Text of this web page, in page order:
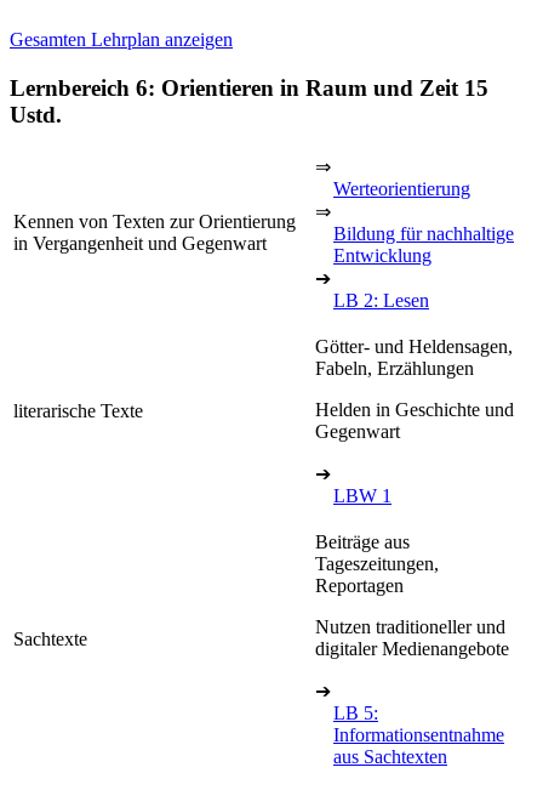
Gesamten Lehrplan anzeigen
Lernbereich 6: Orientieren in Raum und Zeit 15
Ustd.
Kennen von Texten zur Orientierung
in Vergangenheit und Gegenwart
⇒
Werteorientierung
⇒
Bildung für nachhaltige
Entwicklung
➔
LB 2: Lesen
literarische Texte
Götter- und Heldensagen,
Fabeln, Erzählungen
Helden in Geschichte und
Gegenwart
➔
LBW 1
Sachtexte
Beiträge aus
Tageszeitungen,
Reportagen
Nutzen traditioneller und
digitaler Medienangebote
➔
LB 5:
Informationsentnahme
aus Sachtexten